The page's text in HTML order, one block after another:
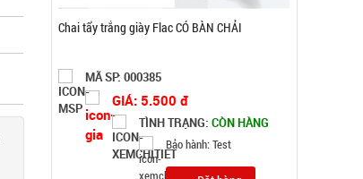
Khay làm đá 33 ô tròn có nắp đậy
MÃ SP: 003858
GIÁ: 5.900 đ
TÌNH TRẠNG: CÒN HÀNG
Bảo hành: Test, Cân nặng:
0,5kg